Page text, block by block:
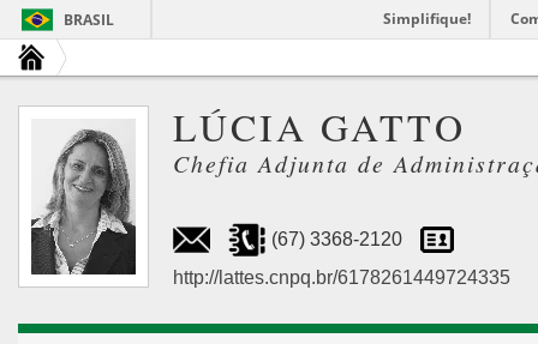
BRASIL Simplifique!
LÚCIA GATTO
Chefia Adjunta de
(67) 3368-2120
http://lattes.cnpq.br/6178261449724335